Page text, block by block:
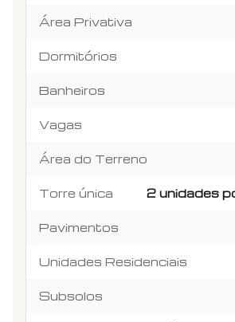
Área Privativa
Dormitórios
Banheiros
Vagas
Área do Terreno
Torre única 2 unidades
Pavimentos
Unidades Residenciais
Subsolos